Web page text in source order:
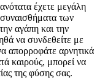
έχετε μεγάλη
των
αγάπη και την
να συνδεθείτε με
απορροφάτε αρνητικά
καιρούς, μπορεί να
της φύσης σας.